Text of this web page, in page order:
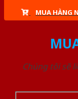
MUA HÀNG
Chúng tôi sẽ